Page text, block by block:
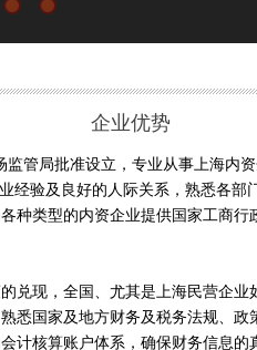
企业优势
监管局批准设立，专业从事上海内
经验及良好的人际关系，熟悉各部
种类型的内资企业提供国家工商
现，全国、尤其是上海民营企业
悉国家及地方财务及税务法规、
计核算账户体系，确保财务信息